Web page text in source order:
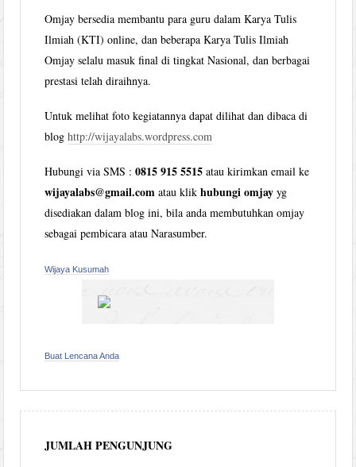
Omjay bersedia membantu para guru dalam Karya Tulis
Ilmiah (KTI) online, dan beberapa Karya Tulis Ilmiah
Omjay selalu masuk final di tingkat Nasional, dan berbagai
prestasi telah diraihnya.
Untuk melihat foto kegiatannya dapat dilihat dan dibaca di
bloghttp://wijayalabs.wordpress.com
Hubungi via SMS :0815 915 5515 atau kirimkan email ke
wijayalabs@gmail.com atau klikhubungi omjay yg
disediakan dalam blog ini, bila anda membutuhkan omjay
sebagai pembicara atau Narasumber.
Wijaya Kusumah
Buat Lencana Anda
JUMLAH PENGUNJUNG